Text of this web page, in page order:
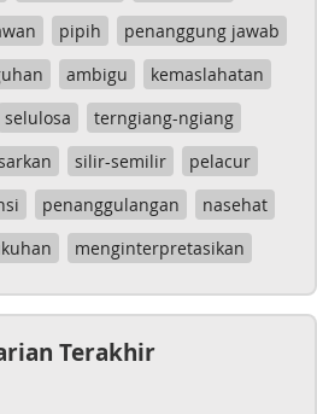
pipih
penanggung jawab
ambigu
kemaslahatan
selulosa
terngiang-ngiang
silir-semilir
pelacur
penanggulangan
nasehat
menginterpretasikan
Terakhir